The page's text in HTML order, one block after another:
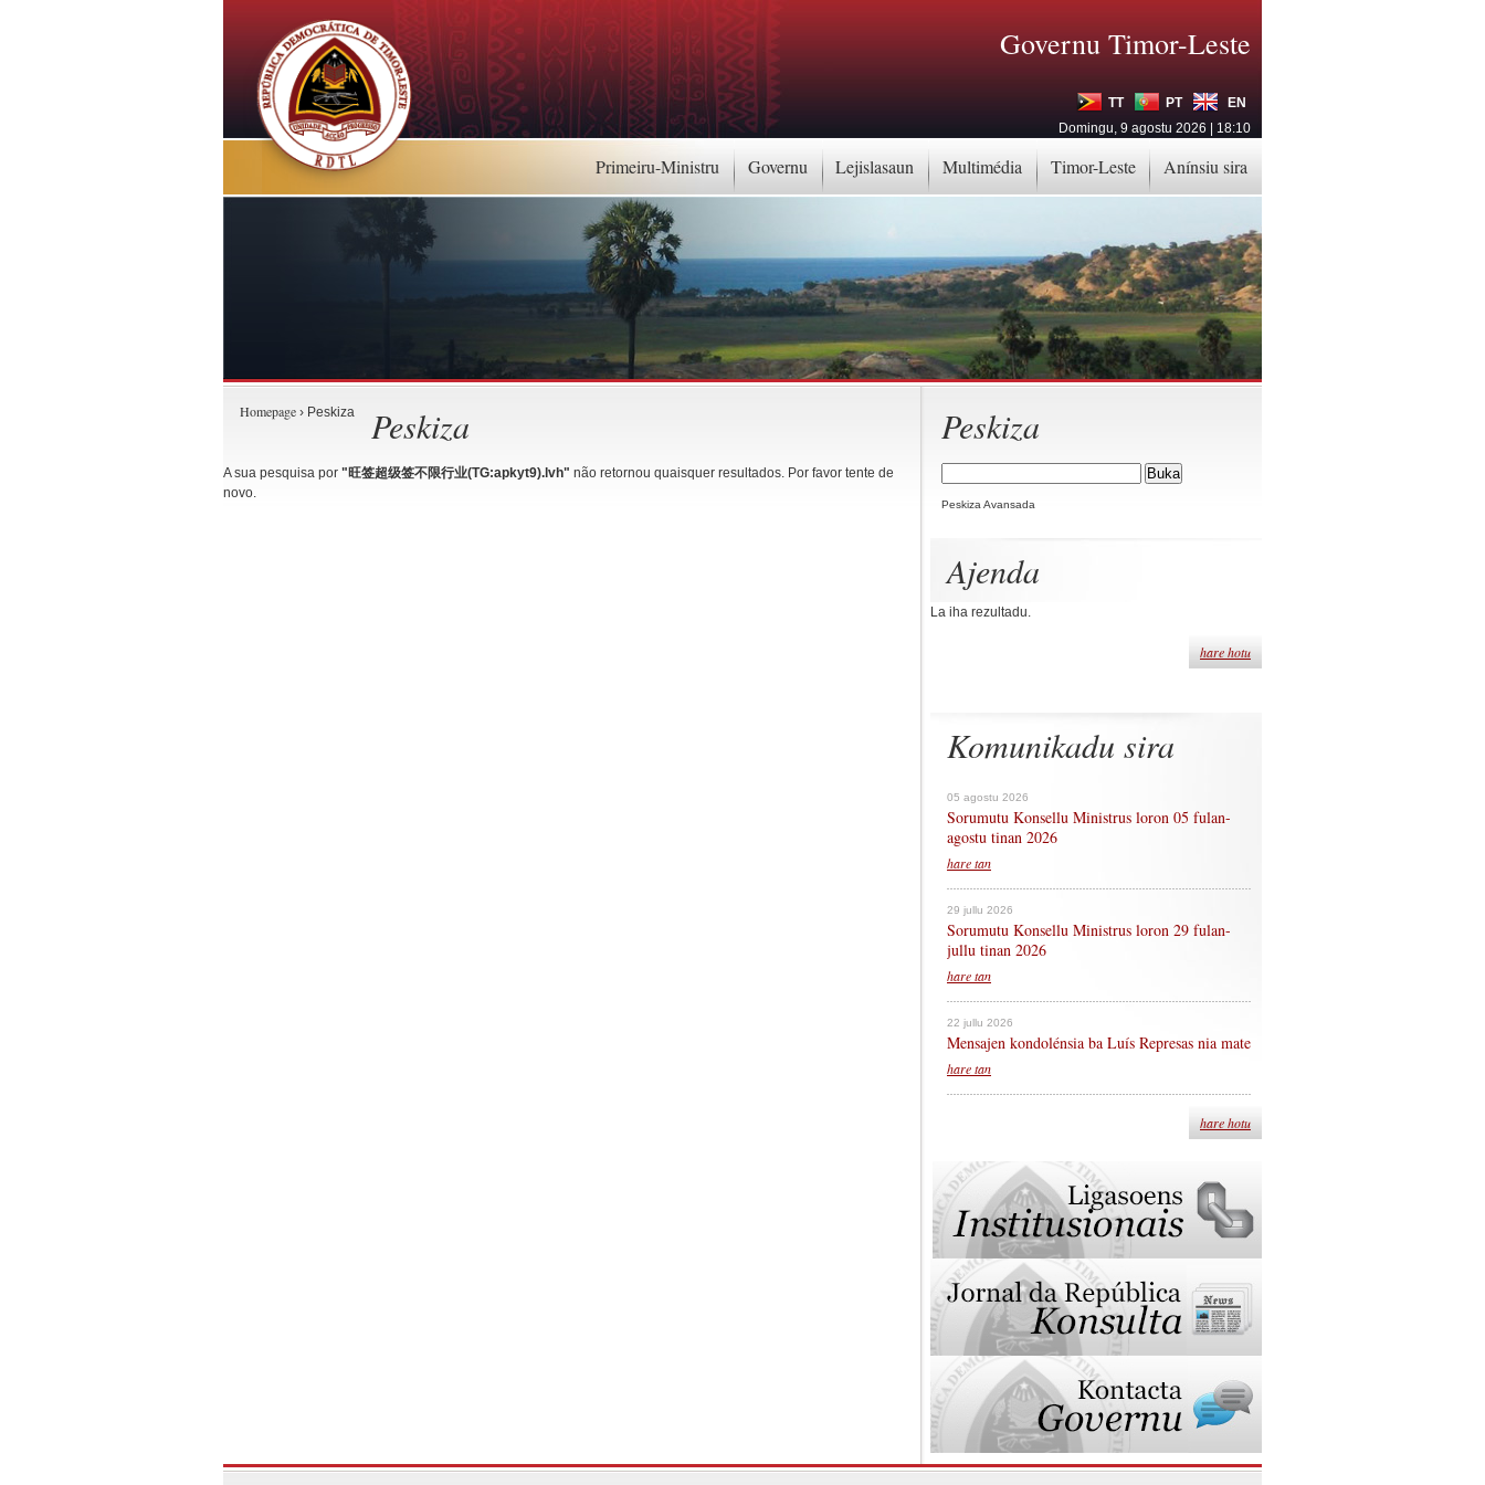
Primeiru-Ministru Governu Lejislasaun Multimédia Timor-Leste Anínsiu sira
Governu Timor-Leste
TT PT
EN
Domingu, 9 agostu 2026 | 18:10
Peskiza
Peskiza Avansada
Ajenda
La iha rezultadu.
hare hotu
Komunikadu sira
05 agostu 2026
Sorumutu Konsellu Ministrus loron 05 fulan-
agostu tinan 2026
hare tan
29 jullu 2026
Sorumutu Konsellu Ministrus loron 29 fulan-
jullu tinan 2026
hare tan
22 jullu 2026
Mensajen kondolénsia ba Luís Represas nia mate
hare tan
hare hotu
Homepage › Peskiza Peskiza
A sua pesquisa por "旺签超级签不限行业(TG:apkyt9).lvh" não retornou quaisquer resultados. Por favor tente de
novo.